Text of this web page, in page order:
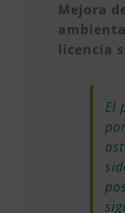
Mejora
licencia
El